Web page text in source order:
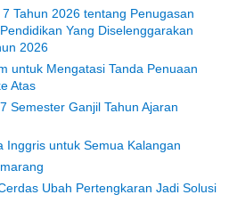
Tahun 2026 tentang Penugasan
Yang Diselenggarakan
2026
untuk Mengatasi Tanda Penuaan
Atas
Semester Ganjil Tahun Ajaran
Inggris untuk Semua Kalangan
Ubah Pertengkaran Jadi Solusi